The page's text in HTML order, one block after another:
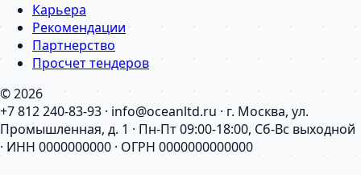
Карьера
Рекомендации
Партнерство
Просчет тендеров
© 2026
+7 812 240-83-93 · info@oceanltd.ru · г. Москва, ул.
Промышленная, д. 1 · Пн-Пт 09:00-18:00, Сб-Вс выходной
· ИНН 0000000000 · ОГРН 0000000000000